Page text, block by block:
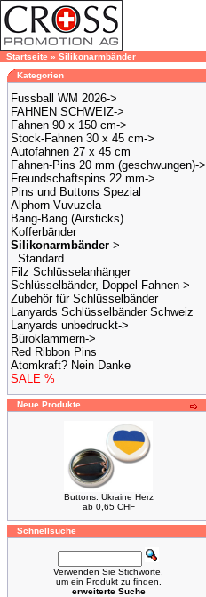
Startseite » Silikonarmbänder
Kategorien
Fussball WM 2026->
FAHNEN SCHWEIZ->
Fahnen 90 x 150 cm->
Stock-Fahnen 30 x 45 cm->
Autofahnen 27 x 45 cm
Fahnen-Pins 20 mm (geschwungen)->
Freundschaftspins 22 mm->
Pins und Buttons Spezial
Alphorn-Vuvuzela
Bang-Bang (Airsticks)
Kofferbänder
Silikonarmbänder->
Standard
Filz Schlüsselanhänger
Schlüsselbänder, Doppel-Fahnen->
Zubehör für Schlüsselbänder
Lanyards Schlüsselbänder Schweiz
Lanyards unbedruckt->
Büroklammern->
Red Ribbon Pins
Atomkraft? Nein Danke
SALE %
Neue Produkte
Buttons: Ukraine Herz
ab 0,65 CHF
Schnellsuche
Verwenden Sie Stichworte,
um ein Produkt zu finden.
erweiterte Suche